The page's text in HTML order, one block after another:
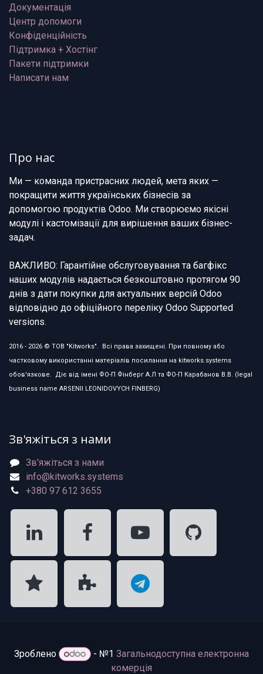
Документація
Центр допомоги
Конфіденційність
Підтримка + Хостінг
Пакети підтримки
Написати нам
Про нас
Ми — команда пристрасних людей, мета яких —
покращити життя українських бізнесів за
допомогою продуктів Odoo. Ми створюємо якісні
модулі і кастомізації для вирішення ваших бізнес-
задач.
ВАЖЛИВО: Гарантійне обслуговування та багфікс
наших модулів надається безкоштовно протягом 90
днів з дати покупки для актуальних версій Odoo
відповідно до офіційного переліку Odoo Supported
versions.
2016 - 2026 © ТОВ "Kitworks". Всі права захищені. При повному або
частковому використанні матеріалів посилання на kitworks.systems
обов'язкове. Діє від імені ФО-П Фінберг А.Л та ФО-П Карабанов В.В. (legal
business name ARSENII LEONIDOVYCH FINBERG)
Зв'яжіться з нами
Зв'яжіться з нами
info@kitworks.systems
+380 97 612 3655
Зроблено - №1 Загальнодоступна електронна
комерція